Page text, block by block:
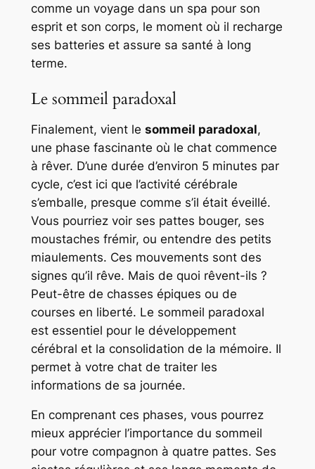
comme un voyage dans un spa pour son
esprit et son corps, le moment où il recharge
ses batteries et assure sa santé à long
terme.
Le sommeil paradoxal
Finalement, vient le sommeil paradoxal,
une phase fascinante où le chat commence
à rêver. D’une durée d’environ 5 minutes par
cycle, c’est ici que l’activité cérébrale
s’emballe, presque comme s’il était éveillé.
Vous pourriez voir ses pattes bouger, ses
moustaches frémir, ou entendre des petits
miaulements. Ces mouvements sont des
signes qu’il rêve. Mais de quoi rêvent-ils ?
Peut-être de chasses épiques ou de
courses en liberté. Le sommeil paradoxal
est essentiel pour le développement
cérébral et la consolidation de la mémoire. Il
permet à votre chat de traiter les
informations de sa journée.
En comprenant ces phases, vous pourrez
mieux apprécier l’importance du sommeil
pour votre compagnon à quatre pattes. Ses